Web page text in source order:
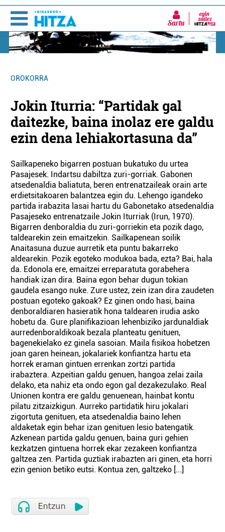
Sartu
OROKORRA
Jokin Iturria: “Partidak gal
daitezke, baina inolaz ere galdu
ezin dena lehiakortasuna da”
Sailkapeneko bigarren postuan bukatuko du urtea
Pasajesek. Indartsu dabiltza zuri-gorriak. Gabonen
atsedenaldia baliatuta, beren entrenatzaileak orain arte
erdietsitakoaren balantzea egin du. Lehengo igandeko
partida irabazita lasai hartu du Gabonetako atsedenaldia
Pasajeseko entrenatzaile Jokin Iturriak (Irun, 1970).
Bigarren denboraldia du zuri-gorriekin eta pozik dago,
taldearekin zein emaitzekin. Sailkapenean soilik
Anaitasuna duzue aurretik eta puntu bakarreko
aldearekin. Pozik egoteko modukoa bada, ezta? Bai, hala
da. Edonola ere, emaitzei erreparatuta gorabehera
handiak izan dira. Baina egon behar dugun tokian
gaudela esango nuke. Zure ustez, zein izan dira zaudeten
postuan egoteko gakoak? Ez ginen ondo hasi, baina
denboraldiaren hasieratik hona taldearen irudia asko
hobetu da. Gure planifikazioan lehenbiziko jardunaldiak
aurredenboraldikoak bezala planteatu genituen,
bagenekielako ez ginela sasoian. Maila fisikoa hobetzen
joan garen heinean, jokalariek konfiantza hartu eta
horrek eraman gintuen errenkan zortzi partida
irabaztera. Azpeitian galdu genuen, hangoa zelai zaila
delako, eta nahiz eta ondo egon gal dezakezulako. Real
Unionen kontra ere galdu genuenean, hainbat kontu
pilatu zitzaizkigun. Aurreko partidatik hiru jokalari
zigortuta genituen, eta atsedenaldia baino lehen
aldaketak egin behar izan genituen lesio batengatik.
Azkenean partida galdu genuen, baina guri gehien
kezkatzen gintuena horrek ekar zezakeen konfiantza
galtzea zen. Partida guztiak irabazten ari ginen, eta horri
ezin genion betiko eutsi. Kontua zen, galtzeko [...]